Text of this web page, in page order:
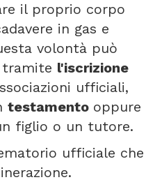
il proprio corpo
in gas e
volontà può
tramite l'iscrizione
ufficiali,
testamento oppure
figlio o un tutore.
ufficiale che